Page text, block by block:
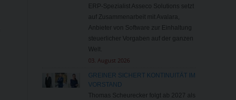
ERP-Spezialist Asseco Solutions setzt
auf Zusammenarbeit mit Avalara,
Anbieter von Software zur Einhaltung
steuerlicher Vorgaben auf der ganzen
Welt.
03. August 2026
GREINER SICHERT KONTINUITÄT IM
VORSTAND
Thomas Scheurecker folgt ab 2027 als